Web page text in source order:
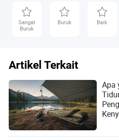
Sangat
Buruk
Buruk Baik
Artikel Terkait
Apa